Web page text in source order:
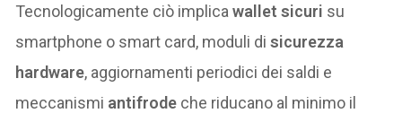
Tecnologicamente ciò implicawallet sicuri su
smartphone o smart card, moduli disicurezza
hardware, aggiornamenti periodici dei saldi e
meccanismi antifrode che riducano al minimo il